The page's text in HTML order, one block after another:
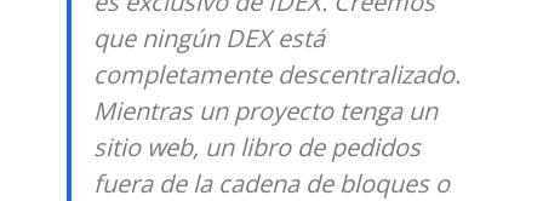
que ningún DEX está
completamente descentralizado.
Mientras un proyecto tenga un
sitio web, un libro de pedidos
fuera de la cadena de bloques o